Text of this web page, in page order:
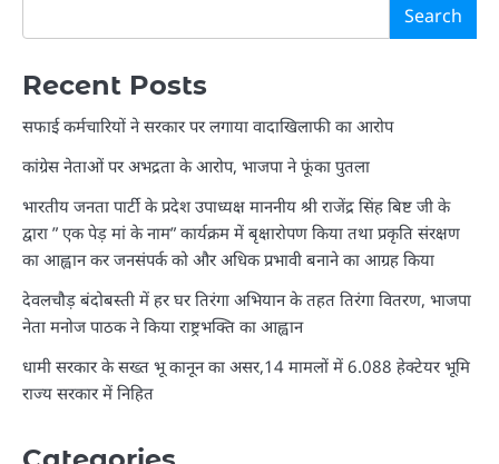
Search
Recent Posts
सफाई कर्मचारियों ने सरकार पर लगाया वादाखिलाफी का आरोप
कांग्रेस नेताओं पर अभद्रता के आरोप, भाजपा ने फूंका पुतला
भारतीय जनता पार्टी के प्रदेश उपाध्यक्ष माननीय श्री राजेंद्र सिंह बिष्ट जी के
द्वारा ” एक पेड़ मां के नाम” कार्यक्रम में बृक्षारोपण किया तथा प्रकृति संरक्षण
का आह्वान कर जनसंपर्क को और अधिक प्रभावी बनाने का आग्रह किया
देवलचौड़ बंदोबस्ती में हर घर तिरंगा अभियान के तहत तिरंगा वितरण, भाजपा
नेता मनोज पाठक ने किया राष्ट्रभक्ति का आह्वान
धामी सरकार के सख्त भू कानून का असर,14 मामलों में 6.088 हेक्टेयर भूमि
राज्य सरकार में निहित